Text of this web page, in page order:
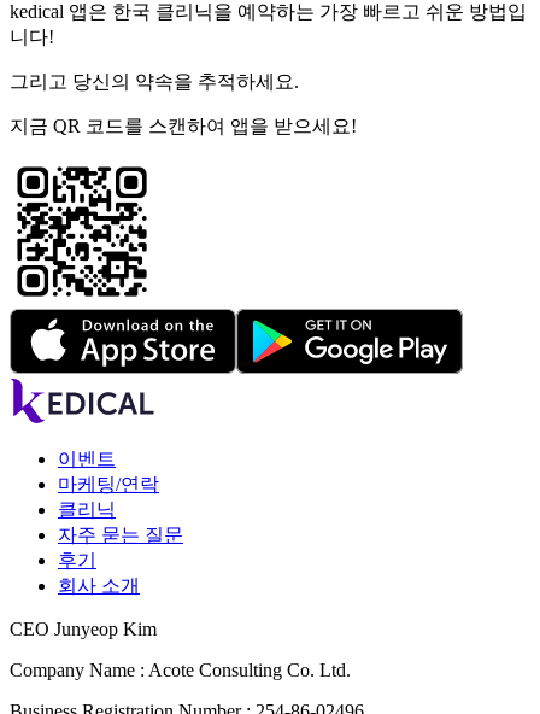
kedical 앱은 한국 클리닉을 예약하는 가장 빠르고 쉬운 방법입
니다!
그리고 당신의 약속을 추적하세요.
지금 QR 코드를 스캔하여 앱을 받으세요!
이벤트
마케팅/연락
클리닉
자주 묻는 질문
후기
회사 소개
CEO Junyeop Kim
Company Name : Acote Consulting Co. Ltd.